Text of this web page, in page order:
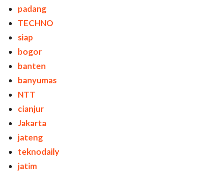
padang
TECHNO
siap
bogor
banten
banyumas
NTT
cianjur
Jakarta
jateng
teknodaily
jatim